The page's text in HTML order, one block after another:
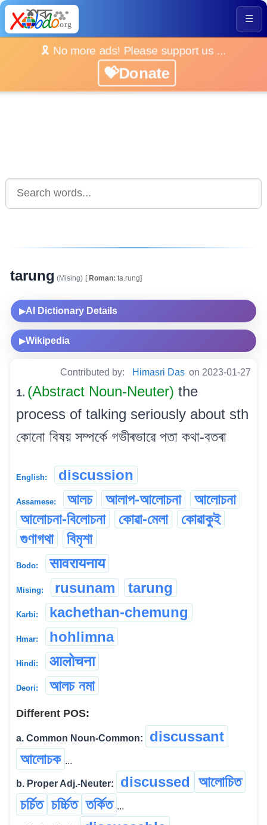
☰
🎗️ No more ads! Please support us ...
💝Donate
tarung (Mising) [Roman: ta.rung]
▶AI Dictionary Details
▶Wikipedia
Contributed by: Himasri Das on 2023-01-27
1. (Abstract Noun-Neuter) the
process of talking seriously about sth
কোনো বিষয় সম্পৰ্কে গভীৰভাৱে পতা কথা-বতৰা
English: discussion
Assamese: আলচ আলাপ-আলোচনা
আলোচনা
আলোচনা-বিলোচনা
কোৱা-মেলা
কোৱাকুই
গুণাগথা
বিমৃশা
Bodo: सावरायनाय
Mising: rusunam tarung
Karbi: kachethan-chemung
Hmar: hohlimna
Hindi: आलोचना
Deori: আলচ নমা
Different POS:
a. Common Noun-Common:
discussant
আলোচক ...
b. Proper Adj.-Neuter: discussed আলোচিত
চৰ্চিত চৰ্চ্চিত তৰ্কিত ...